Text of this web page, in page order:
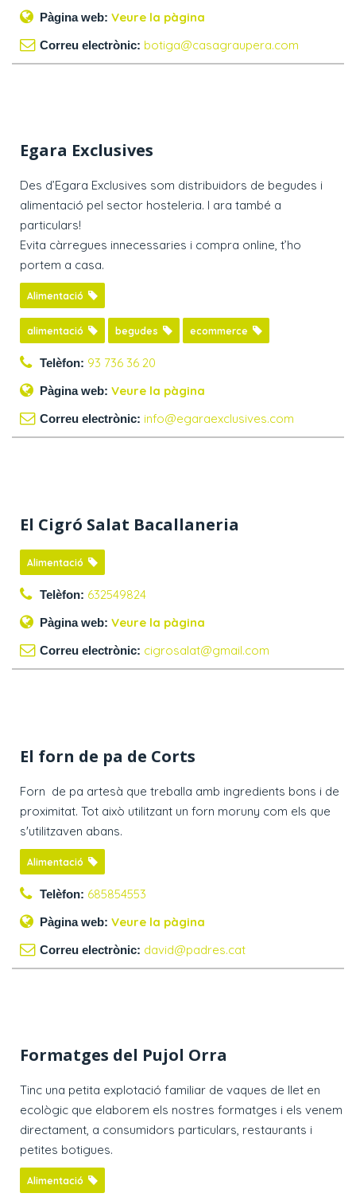
Pàgina web: Veure la pàgina
Correu electrònic: botiga@casagraupera.com
Egara Exclusives
Des d’Egara Exclusives som distribuidors de begudes i
alimentació pel sector hosteleria. I ara també a
particulars!
Evita càrregues innecessaries i compra online, t’ho
portem a casa.
Alimentació
alimentació begudes ecommerce
Telèfon: 93 736 36 20
Pàgina web: Veure la pàgina
Correu electrònic: info@egaraexclusives.com
El Cigró Salat Bacallaneria
Alimentació
Telèfon: 632549824
Pàgina web: Veure la pàgina
Correu electrònic: cigrosalat@gmail.com
El forn de pa de Corts
Forn de pa artesà que treballa amb ingredients bons i de
proximitat. Tot això utilitzant un forn moruny com els que
s'utilitzaven abans.
Alimentació
Telèfon: 685854553
Pàgina web: Veure la pàgina
Correu electrònic: david@padres.cat
Formatges del Pujol Orra
Tinc una petita explotació familiar de vaques de llet en
ecològic que elaborem els nostres formatges i els venem
directament, a consumidors particulars, restaurants i
petites botigues.
Alimentació